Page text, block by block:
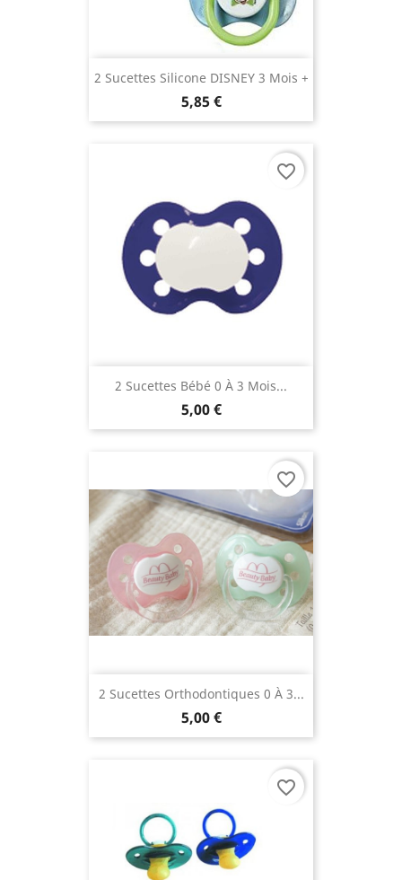
2 Sucettes Silicone DISNEY 3 Mois +
5,85 €
2 Sucettes Bébé 0 À 3 Mois...
5,00 €
favorite_border
2 Sucettes Orthodontiques 0 À 3...
5,00 €
favorite_border
favorite_border